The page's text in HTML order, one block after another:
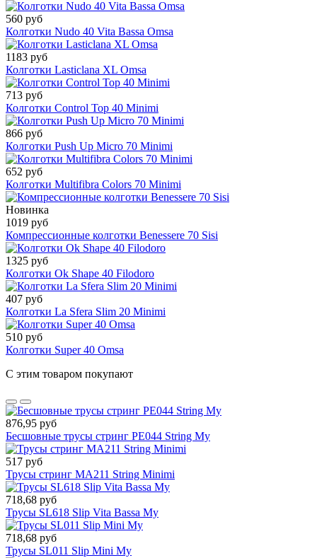
560 руб
Колготки Nudo 40 Vita Bassa Omsa
1183 руб
Колготки Lasticlana XL Omsa
713 руб
Колготки Control Top 40 Minimi
866 руб
Колготки Push Up Micro 70 Minimi
652 руб
Колготки Multifibra Colors 70 Minimi
Новинка
1019 руб
Компрессионные колготки Benessere 70 Sisi
1325 руб
Колготки Ok Shape 40 Filodoro
407 руб
Колготки La Sfera Slim 20 Minimi
510 руб
Колготки Super 40 Omsa
С этим товаром покупают
876,95 руб
Бесшовные трусы стринг PE044 String My
517 руб
Трусы стринг MA211 String Minimi
718,68 руб
Трусы SL618 Slip Vita Bassa My
718,68 руб
Трусы SL011 Slip Mini My